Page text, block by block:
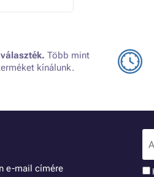
Több mint
kínálunk.
e-mail címére